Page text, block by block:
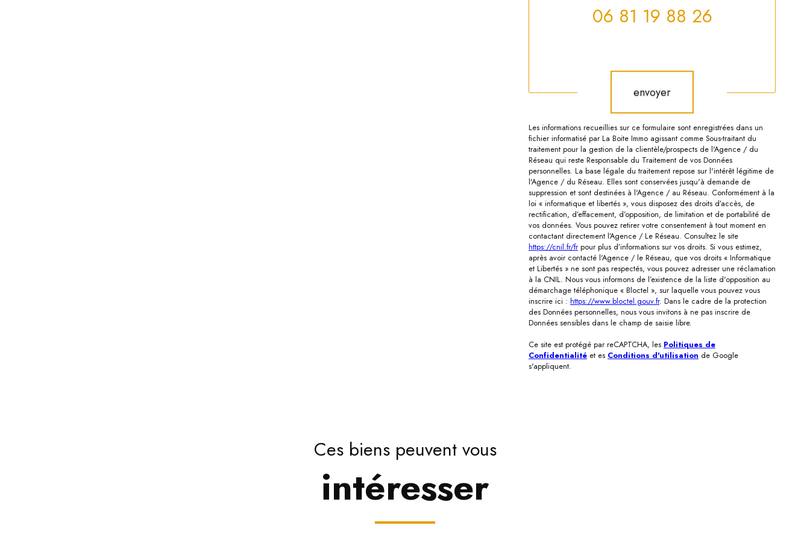
06 81 19 88 26
envoyer
Les informations recueillies sur ce formulaire sont enregistrées dans un
fichier informatisé par La Boite Immo agissant comme Sous-traitant du
traitement pour la gestion de la clientèle/prospects de l'Agence / du
Réseau qui reste Responsable du Traitement de vos Données
personnelles. La base légale du traitement repose sur l'intérêt légitime de
l'Agence / du Réseau. Elles sont conservées jusqu'à demande de
suppression et sont destinées à l'Agence / au Réseau. Conformément à la
loi « informatique et libertés », vous disposez des droits d’accès, de
rectification, d’effacement, d’opposition, de limitation et de portabilité de
vos données. Vous pouvez retirer votre consentement à tout moment en
contactant directement l’Agence / Le Réseau. Consultez le site
https://cnil.fr/frpour plus d’informations sur vos droits. Si vous estimez,
après avoir contacté l'Agence / le Réseau, que vos droits « Informatique
et Libertés » ne sont pas respectés, vous pouvez adresser une réclamation
à la CNIL. Nous vous informons de l’existence de la liste d'opposition au
démarchage téléphonique « Bloctel », sur laquelle vous pouvez vous
inscrire ici : https://www.bloctel.gouv.fr. Dans le cadre de la protection
des Données personnelles, nous vous invitons à ne pas inscrire de
Données sensibles dans le champ de saisie libre.
Ce site est protégé par reCAPTCHA, les Politiques de
Confidentialité et es Conditions d'utilisation de Google
s'appliquent.
Ces biens peuvent vous
intéresser